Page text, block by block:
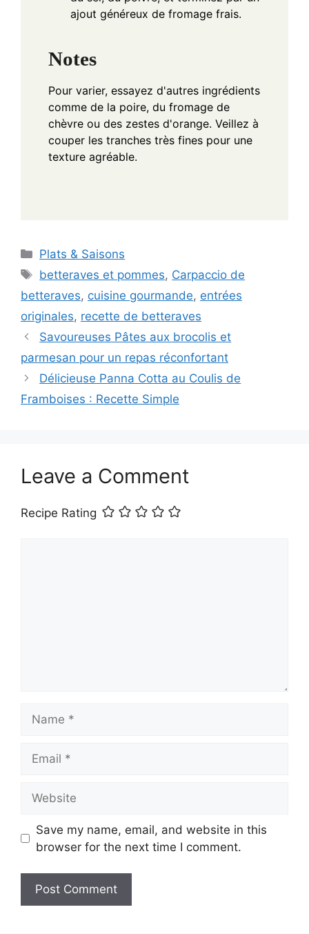
ajout généreux de fromage frais.
Notes
Pour varier, essayez d'autres ingrédients
comme de la poire, du fromage de
chèvre ou des zestes d'orange. Veillez à
couper les tranches très fines pour une
texture agréable.
Categories
Plats & Saisons
Tags
betteraves et pommes, Carpaccio de
betteraves, cuisine gourmande, entrées
originales, recette de betteraves
Savoureuses Pâtes aux brocolis et
parmesan pour un repas réconfortant
Délicieuse Panna Cotta au Coulis de
Framboises : Recette Simple
Leave a Comment
Recipe Rating
Save my name, email, and website in this
browser for the next time I comment.